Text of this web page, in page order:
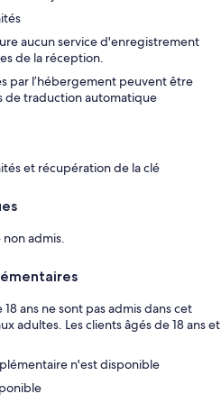
aucun service d'enregistrement
de la réception.
par l’hébergement peuvent être
de traduction automatique
et récupération de la clé
admis.
ans ne sont pas admis dans cet
adultes. Les clients âgés de 18 ans et
n'est disponible